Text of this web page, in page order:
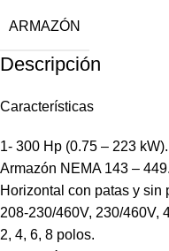
ARMAZÓN
Descripción
Características
1- 300 Hp (0.75 – 223 kW).
Armazón NEMA 143 – 449.
Horizontal con patas y sin
208-230/460V, 230/460V,
2, 4, 6, 8 polos.